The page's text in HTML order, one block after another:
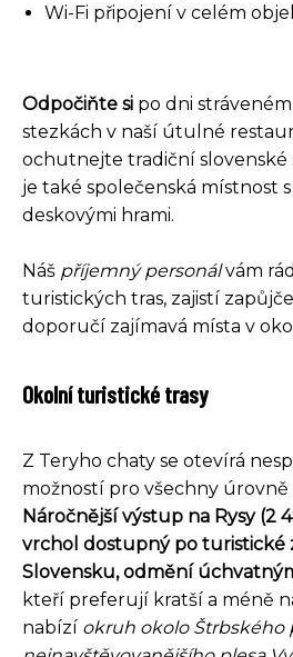
Wi-Fi připojení v celém
Odpočiňte si po dni
stezkách v naší útulné
ochutnejte tradiční slovenské
je také společenská místnost
deskovými hrami.
Náš příjemný personálvám
turistických tras, zajistí
doporučí zajímavá místa v
Okolní turistické trasy
Z Teryho chaty se otevírá
možností pro všechny úrovně
Náročnější výstup na Rysy (2
vrchol dostupný po turistické
Slovensku, odmění
kteří preferují kratší a méně
nabízí okruh okolo Štrbského